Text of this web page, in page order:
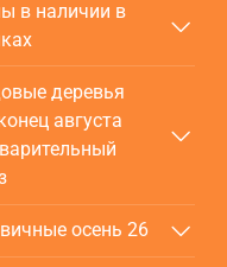
в наличии в
деревья
августа
осень 26